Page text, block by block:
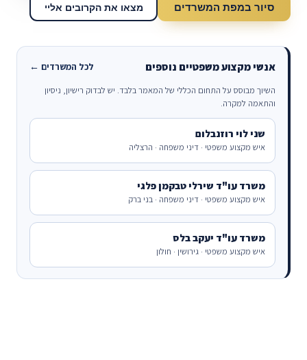
סיור במפת המשרדים מצאו את הקרובים אליי
אנשי מקצוע משפטיים נוספים לכל המשרדים ←
השיוך מבוסס על התחום הכללי של המאמר בלבד. יש לבדוק רישיון, ניסיון
והתאמה למקרה.
שני לוי רוזנבלום
איש מקצוע משפטי · דיני משפחה · הרצליה
משרד עו"ד שירלי טבקמן פלגי
איש מקצוע משפטי · דיני משפחה · בני ברק
משרד עו"ד יעקב בלס
איש מקצוע משפטי · גירושין · חולון